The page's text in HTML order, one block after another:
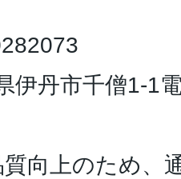
伊丹市千僧1-1
向上のため、